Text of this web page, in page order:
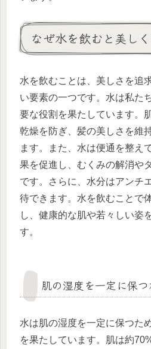
なぜ水を飲むと美し
水を飲むことは、美しさを追
い要素の一つです。水は私た
要な役割を果たしています。
乾燥を防ぎ、髪の美しさを維
ます。また、水は便通を整え
果を促進し、むくみの解消や
です。さらに、水分はアンチ
待できます。水を飲むことで
し、健康的な肌や若々しい姿
す。
肌の湿度を一定に保
水は肌の湿度を一定に保つた
を果たしています。肌は約